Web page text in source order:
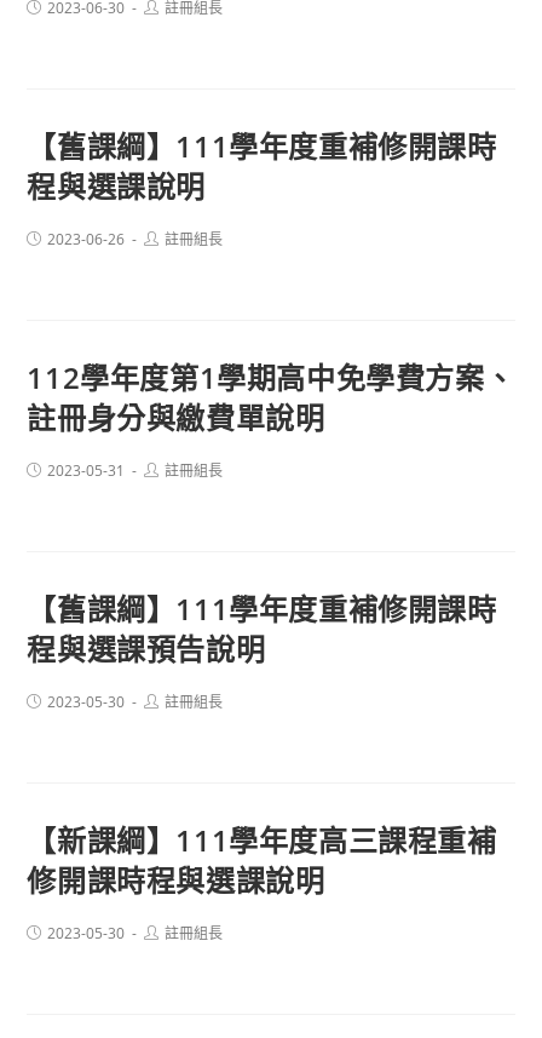
Post2023-06-30
Post註冊組長
【舊課綱】111學年度重補修開課時
程與選課說明
Post2023-06-26
Post註冊組長
112學年度第1學期高中免學費方案、
註冊身分與繳費單說明
Post2023-05-31
Post註冊組長
【舊課綱】111學年度重補修開課時
程與選課預告說明
Post2023-05-30
Post註冊組長
【新課綱】111學年度高三課程重補
修開課時程與選課說明
Post2023-05-30
Post註冊組長